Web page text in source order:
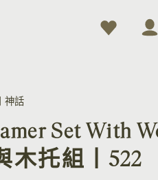
神話
Set With
木托組丨522